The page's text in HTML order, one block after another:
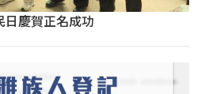
慶賀正名成功